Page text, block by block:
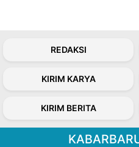
REDAKSI
KIRIM KARYA
KIRIM BERITA